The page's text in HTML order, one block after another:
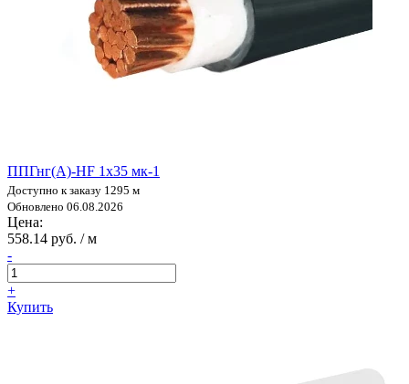
ППГнг(А)-HF 1х35 мк-1
Доступно к заказу 1295 м
Обновлено 06.08.2026
Цена:
558.14 руб. / м
-
+
Купить